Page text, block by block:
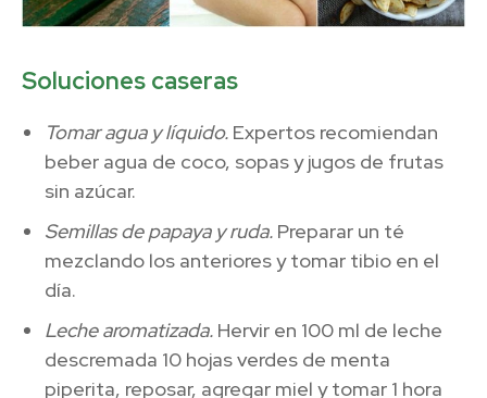
Soluciones caseras
Tomar agua y líquido. Expertos recomiendan
beber agua de coco, sopas y jugos de frutas
sin azúcar.
Semillas de papaya y ruda. Preparar un té
mezclando los anteriores y tomar tibio en el
día.
Leche aromatizada. Hervir en 100 ml de leche
descremada 10 hojas verdes de menta
piperita, reposar, agregar miel y tomar 1 hora